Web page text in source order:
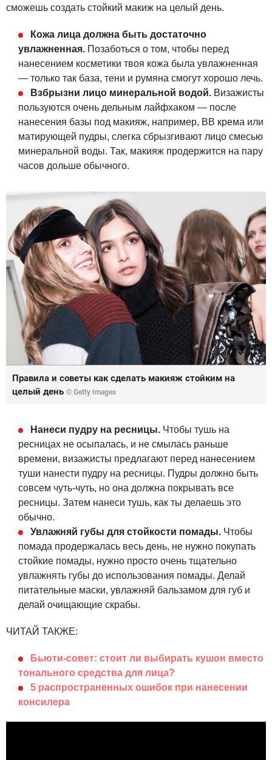
сможешь создать стойкий макиж на целый день.
Кожа лица должна быть достаточно
увлажненная. Позаботься о том, чтобы перед
нанесением косметики твоя кожа была увлажненная
— только так база, тени и румяна смогут хорошо лечь.
Взбрызни лицо минеральной водой. Визажисты
пользуются очень дельным лайфхаком — после
нанесения базы под макияж, например, BB крема или
матирующей пудры, слегка сбрызгивают лицо смесью
минеральной воды. Так, макияж продержится на пару
часов дольше обычного.
Правила и советы как сделать макияж стойким на
целый день © Getty Images
Нанеси пудру на ресницы. Чтобы тушь на
ресницах не осыпалась, и не смылась раньше
времени, визажисты предлагают перед нанесением
туши нанести пудру на ресницы. Пудры должно быть
совсем чуть-чуть, но она должна покрывать все
ресницы. Затем нанеси тушь, как ты делаешь это
обычно.
Увлажняй губы для стойкости помады. Чтобы
помада продержалась весь день, не нужно покупать
стойкие помады, нужно просто очень тщательно
увлажнять губы до использования помады. Делай
питательные маски, увлажняй бальзамом для губ и
делай очищающие скрабы.
ЧИТАЙ ТАКЖЕ:
Бьюти-совет: стоит ли выбирать кушон вместо
тонального средства для лица?
5 распространенных ошибок при нанесении
консилера